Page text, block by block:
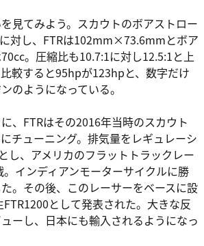
見てみよう。スカウトのボアストロー
対し、FTRは102mm×73.6mmとボア
。圧縮比も10.7:1に対し12.5:1と上
較すると95hpが123hpと、数字だけ
のようになっている。
、FTRはその2016年当時のスカウト
チューニング。排気量をレギュレーシ
し、アメリカのフラットトラックレー
インディアンモーターサイクルに勝
。その後、このレーサーをベースに設
として発表された。大きな反
ーし、日本にも輸入されるようになっ